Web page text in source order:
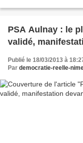
PSA Aulnay : le
validé,
Publié le 18/03/2013 à
Par democratie-reelle-